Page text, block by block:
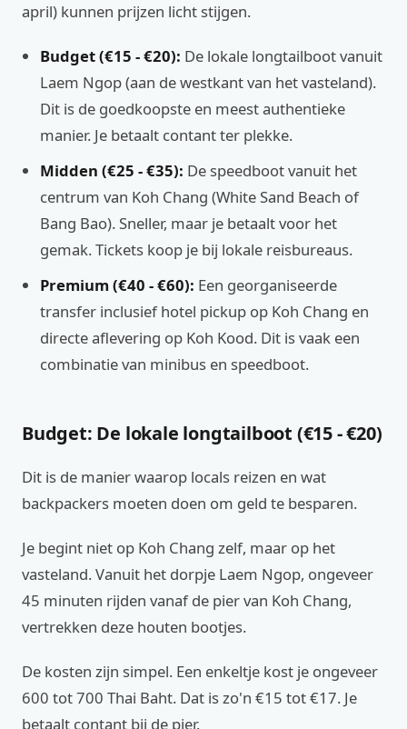
april) kunnen prijzen licht stijgen.
Budget (€15 - €20): De lokale longtailboot vanuit
Laem Ngop (aan de westkant van het vasteland).
Dit is de goedkoopste en meest authentieke
manier. Je betaalt contant ter plekke.
Midden (€25 - €35): De speedboot vanuit het
centrum van Koh Chang (White Sand Beach of
Bang Bao). Sneller, maar je betaalt voor het
gemak. Tickets koop je bij lokale reisbureaus.
Premium (€40 - €60): Een georganiseerde
transfer inclusief hotel pickup op Koh Chang en
directe aflevering op Koh Kood. Dit is vaak een
combinatie van minibus en speedboot.
Budget: De lokale longtailboot (€15 - €20)
Dit is de manier waarop locals reizen en wat
backpackers moeten doen om geld te besparen.
Je begint niet op Koh Chang zelf, maar op het
vasteland. Vanuit het dorpje Laem Ngop, ongeveer
45 minuten rijden vanaf de pier van Koh Chang,
vertrekken deze houten bootjes.
De kosten zijn simpel. Een enkeltje kost je ongeveer
600 tot 700 Thai Baht. Dat is zo'n €15 tot €17. Je
betaalt contant bij de pier.